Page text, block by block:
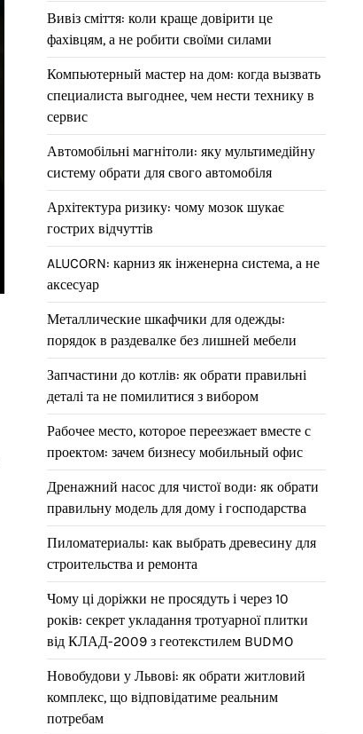
Вивіз сміття: коли краще довірити це
фахівцям, а не робити своїми силами
Компьютерный мастер на дом: когда вызвать
специалиста выгоднее, чем нести технику в
сервис
Автомобільні магнітоли: яку мультимедійну
систему обрати для свого автомобіля
Архітектура ризику: чому мозок шукає
гострих відчуттів
ALUCORN: карниз як інженерна система, а не
аксесуар
Металлические шкафчики для одежды:
порядок в раздевалке без лишней мебели
Запчастини до котлів: як обрати правильні
деталі та не помилитися з вибором
Рабочее место, которое переезжает вместе с
проектом: зачем бизнесу мобильный офис
Дренажний насос для чистої води: як обрати
правильну модель для дому і господарства
Пиломатериалы: как выбрать древесину для
строительства и ремонта
Чому ці доріжки не просядуть і через 10
років: секрет укладання тротуарної плитки
від КЛАД-2009 з геотекстилем BUDMO
Новобудови у Львові: як обрати житловий
комплекс, що відповідатиме реальним
потребам